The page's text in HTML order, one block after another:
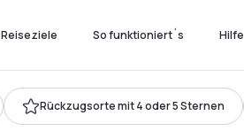
Reiseziele So funktioniert´s Hilfe
Rückzugsorte mit 4 oder 5 Sternen